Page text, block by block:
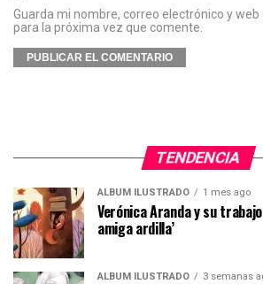
Guarda mi nombre, correo electrónico y
para la próxima vez que comente.
TENDENCIA
ÁLBUM ILUSTRADO 1 mes ago
Verónica Aranda y su
amiga ardilla’
ÁLBUM ILUSTRADO 3 semanas